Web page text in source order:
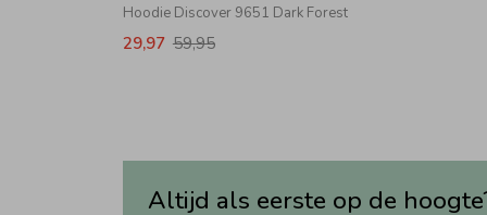
Hoodie Discover 9651 Dark Forest
29,97 59,95
Altijd als eerste op de